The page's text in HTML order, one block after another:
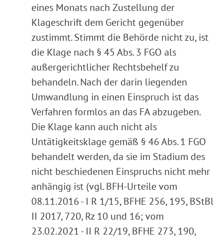
eines Monats nach Zustellung der
Klageschrift dem Gericht gegenüber
zustimmt. Stimmt die Behörde nicht zu, ist
die Klage nach § 45 Abs. 3 FGO als
außergerichtlicher Rechtsbehelf zu
behandeln. Nach der darin liegenden
Umwandlung in einen Einspruch ist das
Verfahren formlos an das FA abzugeben.
Die Klage kann auch nicht als
Untätigkeitsklage gemäß § 46 Abs. 1 FGO
behandelt werden, da sie im Stadium des
nicht beschiedenen Einspruchs nicht mehr
anhängig ist (vgl. BFH-Urteile vom
08.11.2016 - I R 1/15, BFHE 256, 195, BStBl
II 2017, 720, Rz 10 und 16; vom
23.02.2021 - II R 22/19, BFHE 273, 190,